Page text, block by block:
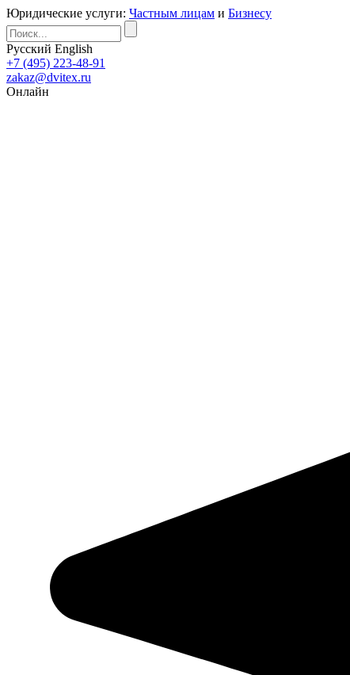
Юридические услуги: Частным лицам и Бизнесу
Русский English
+7 (495) 223-48-91
zakaz@dvitex.ru
Онлайн